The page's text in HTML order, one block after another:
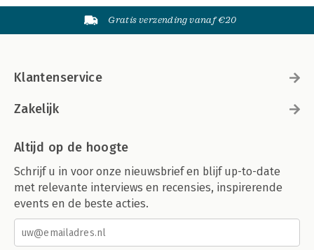
Gratis verzending vanaf €20
Klantenservice
Zakelijk
Altijd op de hoogte
Schrijf u in voor onze nieuwsbrief en blijf up-to-date
met relevante interviews en recensies, inspirerende
events en de beste acties.